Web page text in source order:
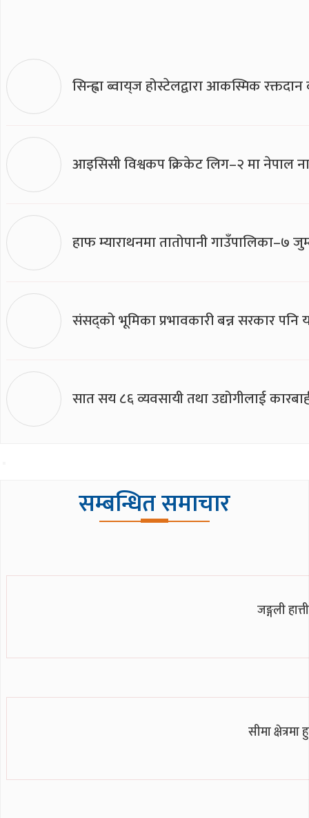
सिन्ह्वा ब्वाय्‌ज होस्टेलद्वारा आकस्मिक
आइसिसी विश्वकप क्रिकेट लिग–२ मा नेपाल
हाफ म्याराथनमा तातोपानी गाउँपालिका–७
संसद्को भूमिका प्रभावकारी बन्न सरकार पनि
सात सय ८६ व्यवसायी तथा उद्योगीलाई
सम्बन्धित समाचार
जङ्गली
सीमा